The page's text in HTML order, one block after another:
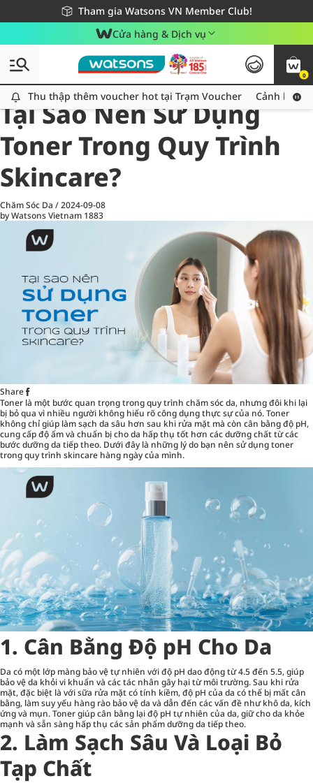
Tham gia Watsons VN Member Club!
Miễn phí giao hàng cho đơn hàng từ 249,000Đ
Giao hàng nhanh 24h - Áp dụng khu vực TP. Hồ Chí Minh
Cửa hàng & Dịch vụ
0
Thu thập thêm voucher hot tại Trạm Voucher
Thu thập thêm voucher hot tại Trạm Voucher Cảnh báo
All
Chăm Sóc Cá Nhân
Tại Sao Nên Sử Dụng
Toner Trong Quy Trình
Skincare?
Chăm Sóc Da /2024-09-08
by Watsons Vietnam 1883
Share
Toner là một bước quan trọng trong quy trình chăm sóc da, nhưng đôi khi lại
bị bỏ qua vì nhiều người không hiểu rõ công dụng thực sự của nó. Toner
không chỉ giúp làm sạch da sâu hơn sau khi rửa mặt mà còn cân bằng độ pH,
cung cấp độ ẩm và chuẩn bị cho da hấp thụ tốt hơn các dưỡng chất từ các
bước dưỡng da tiếp theo. Dưới đây là những lý do bạn nên sử dụng toner
trong quy trình skincare hàng ngày của mình.
1. Cân Bằng Độ pH Cho Da
Da có một lớp màng bảo vệ tự nhiên với độ pH dao động từ 4.5 đến 5.5, giúp
bảo vệ da khỏi vi khuẩn và các tác nhân gây hại từ môi trường. Sau khi rửa
mặt, đặc biệt là với sữa rửa mặt có tính kiềm, độ pH của da có thể bị mất cân
bằng, làm suy yếu hàng rào bảo vệ da và dẫn đến các vấn đề như khô da, kích
ứng và mụn. Toner giúp cân bằng lại độ pH tự nhiên của da, giữ cho da khỏe
mạnh và sẵn sàng hấp thụ các sản phẩm dưỡng da tiếp theo.
2. Làm Sạch Sâu Và Loại Bỏ
Tạp Chất